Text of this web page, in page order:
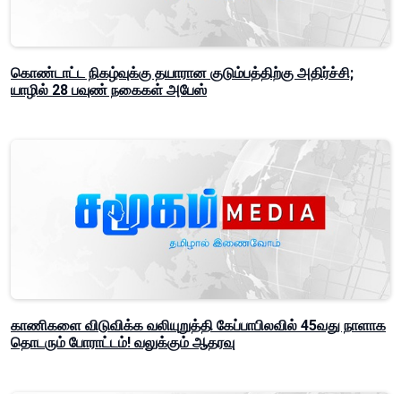
கொண்டாட்ட நிகழ்வுக்கு தயாரான குடும்பத்திற்கு அதிர்ச்சி;
யாழில் 28 பவுண் நகைகள் அபேஸ்
காணிகளை விடுவிக்க வலியுறுத்தி கேப்பாபிலவில் 45வது நாளாக
தொடரும் போராட்டம்! வலுக்கும் ஆதரவு